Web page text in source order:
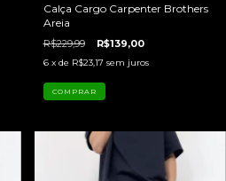
Calça Cargo Carpenter Brothers
Areia
R$229,99 R$139,00
6 x de R$23,17 sem juros
COMPRAR